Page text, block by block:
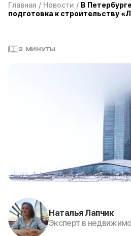
Главная / Новости / В
подготовка к строительству
2 МИНУТЫ
Наталья Лапчик
Эксперт в